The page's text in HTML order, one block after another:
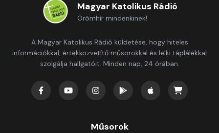
Magyar Katolikus Rádió
Örömhír mindenkinek!
A Magyar Katolikus Rádió küldetése, hogy hiteles
információkkal, értékközvetítő műsorokkal és lelki táplálékkal
szolgálja hallgatóit. Minden nap, 24 órában.
Műsorok